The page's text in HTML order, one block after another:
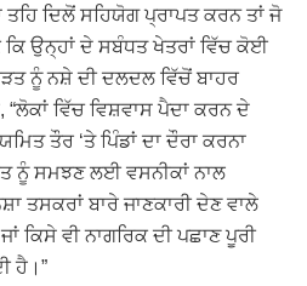
ਦਿਲੋਂ ਸਹਿਯੋਗ ਪ੍ਰਾਪਤ ਕਰਨ ਤਾਂ ਜੋ
ਉਨ੍ਹਾਂ ਦੇ ਸਬੰਧਤ ਖੇਤਰਾਂ ਵਿੱਚ ਕੋਈ
ਨੂੰ ਨਸ਼ੇ ਦੀ ਦਲਦਲ ਵਿੱਚੋਂ ਬਾਹਰ
ਵਿੱਚ ਵਿਸ਼ਵਾਸ ਪੈਦਾ ਕਰਨ ਦੇ
ਤੌਰ ‘ਤੇ ਪਿੰਡਾਂ ਦਾ ਦੌਰਾ ਕਰਨਾ
ਨੂੰ ਸਮਝਣ ਲਈ ਵਸਨੀਕਾਂ ਨਾਲ
ਤਸਕਰਾਂ ਬਾਰੇ ਜਾਣਕਾਰੀ ਦੇਣ ਵਾਲੇ
ਕਿਸੇ ਵੀ ਨਾਗਰਿਕ ਦੀ ਪਛਾਣ ਪੂਰੀ
ਹੈ।”